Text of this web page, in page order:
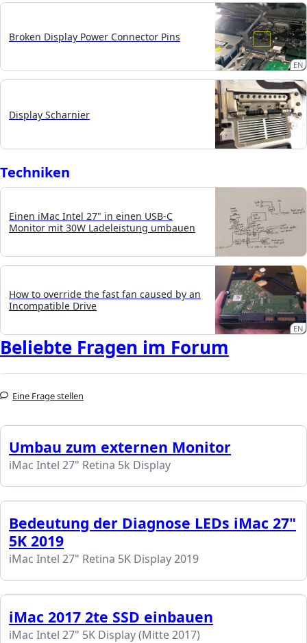
Broken Display Power Connector Pins
EN
Display Scharnier
Techniken
Einen iMac Intel 27" in einen USB-C
Monitor mit 30W Ladeleistung umbauen
How to override the fast fan caused by an
Incompatible Drive
EN
Beliebte Fragen im Forum
Eine Frage stellen
Umbau zum externen Monitor
iMac Intel 27" Retina 5k Display
Bedeutung der Diagnose LEDs iMac 27"
5K 2019
iMac Intel 27" Retina 5K Display 2019
iMac 2017 2te SSD einbauen
iMac Intel 27" 5K Display (Mitte 2017)